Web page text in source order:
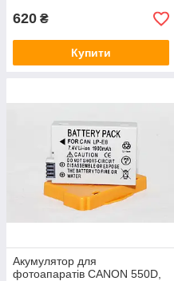
620 ₴
Купити
Акумулятор для
фотоапаратів CANON 550D,